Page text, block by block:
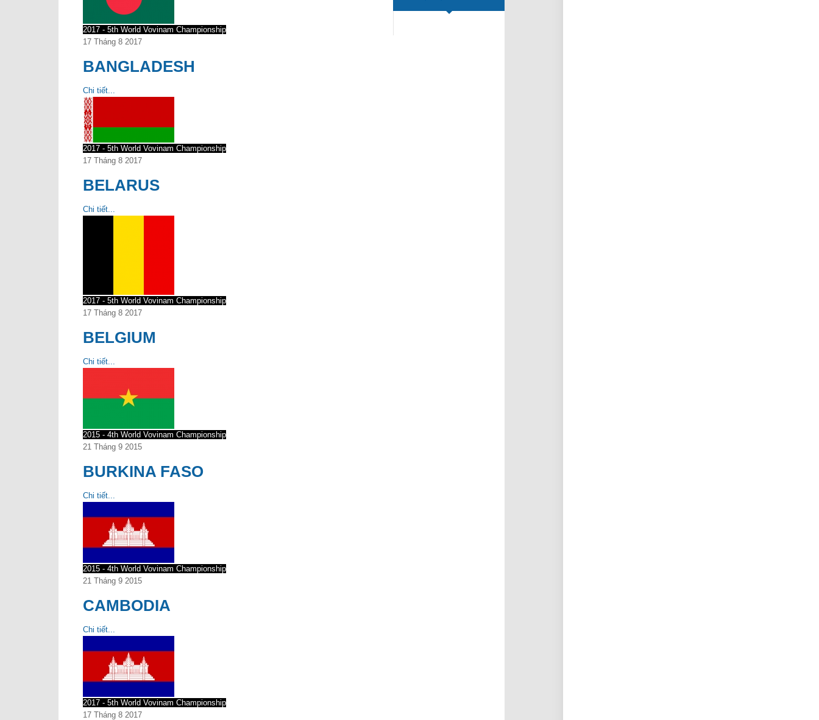
2017 - 5th World Vovinam Championship
17 Tháng 8 2017
BANGLADESH
Chi tiết...
2017 - 5th World Vovinam Championship
17 Tháng 8 2017
BELARUS
Chi tiết...
2017 - 5th World Vovinam Championship
17 Tháng 8 2017
BELGIUM
Chi tiết...
2015 - 4th World Vovinam Championship
21 Tháng 9 2015
BURKINA FASO
Chi tiết...
2015 - 4th World Vovinam Championship
21 Tháng 9 2015
CAMBODIA
Chi tiết...
2017 - 5th World Vovinam Championship
17 Tháng 8 2017